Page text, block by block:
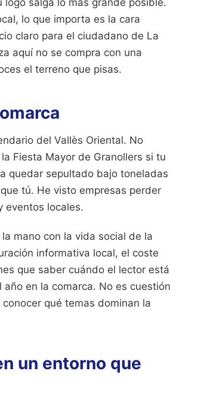
lo que importa es la cara
claro para el ciudadano de La
aquí no se compra con una
el terreno que pisas.
del Vallès Oriental. No
Fiesta Mayor de Granollers si tu
quedar sepultado bajo toneladas
tú. He visto empresas perder
eventos locales.
mano con la vida social de la
informativa local, el coste
que saber cuándo el lector está
en la comarca. No es cuestión
qué temas dominan la
un entorno que